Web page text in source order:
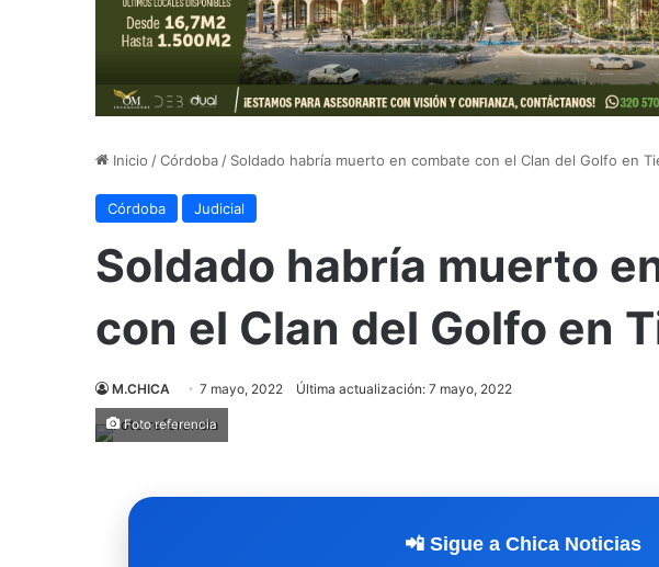
Inicio /Córdoba / Soldado habría muerto en combate con el Clan del Golfo en
Córdoba Judicial
Soldado habría muerto
con el Clan del Golfo en
M.CHICA 7 mayo, 2022 Última actualización: 7 mayo, 2022
Foto referencia
📲 Sigue a Chica Noticias